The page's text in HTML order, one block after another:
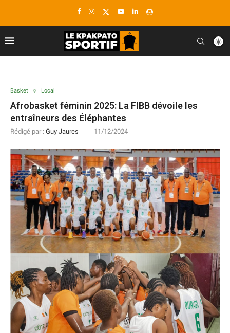
Basket Local
Afrobasket féminin 2025: La FIBB dévoile les
entraîneurs des Éléphantes
Rédigé par : Guy Jaures 11/12/2024